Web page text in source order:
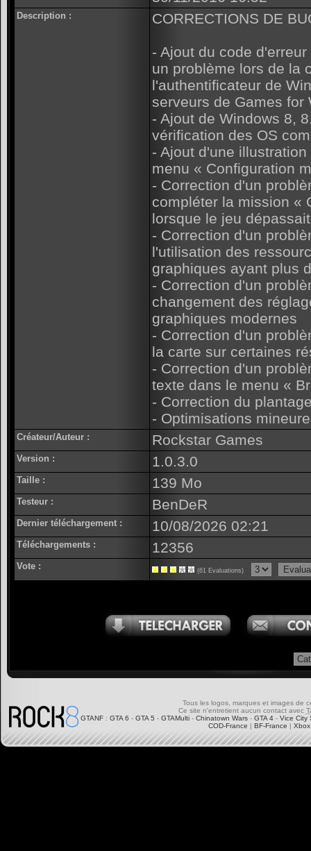
Description : CORRECTIONS DE
- Ajout du code
un problème lors de la
l'authentificateur de
serveurs de Games for
- Ajout de Windows 8,
vérification des OS
- Ajout d'une
menu « Configuration
- Correction d'un
compléter la mission «
lorsque le jeu
- Correction d'un
l'utilisation des
graphiques ayant plus
- Correction d'un
changement des
graphiques modernes
- Correction d'un
la carte sur certaines
- Correction d'un
texte dans le menu «
- Correction du
- Optimisations
Créateur/Auteur : Rockstar Games
Version : 1.0.3.0
Taille : 139 Mo
Testeur : BenDeR
Dernier téléchargement : 10/08/2026 02:21
Téléchargements : 12356
Vote : (61 Evaluations)
Tous les logos, marques et images de
Ce site n'entretient aucun contact avec
GTANF : GTA 6 - GTA 5 - GTAMulti - Chinatown Wars - GTA 4 - Vice City
COD-France | BF-France |